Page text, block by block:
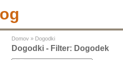
Domov » Dogodki
Dogodki - Filter: Dogodek